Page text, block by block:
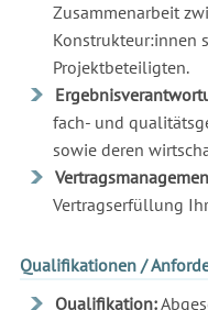
Zusammenarbeit
Konstrukteur:innen
Projektbeteiligten.
fach- und
sowie deren
Vertragserfüllung
Qualifikationen /
Qualifikation: